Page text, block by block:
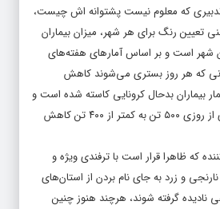
که معلوم نیست پشتوانه اش چیست،
تعیین رنگ برای هر شهر، میزان بیماران
شهر است و بر اساس آمار‌های هفته‌های
که هر روز بستری می‌شوند کاهش
بیماران بدحال کرونایی کاسته شده است و
تنها مرگ و میر این بیماری از روزی ۵۰۰ تن به کمتر از ۴۰۰ تن کاهش
که ظاهرا قرار است با ترفندی ویژه و
و زرد به جای نام بردن از استان‌های
نادیده گرفته شوند، هرچند هنوز چنین